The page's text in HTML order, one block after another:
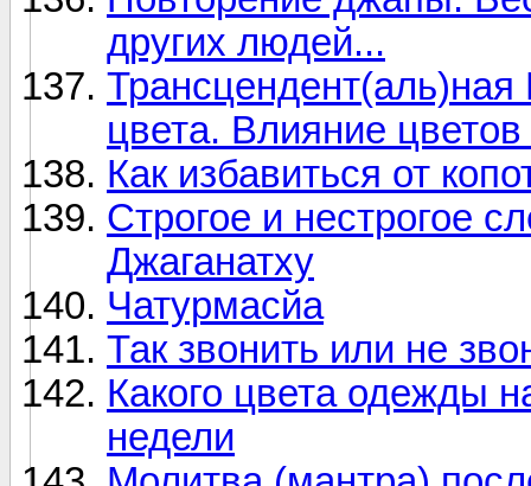
других людей...
Трансцендент(аль)ная
цвета. Влияние
Как избавиться от
Строгое и нестрогое
Джаганатху
Чатурмасйа
Так звонить или не
Какого цвета одежды
недели